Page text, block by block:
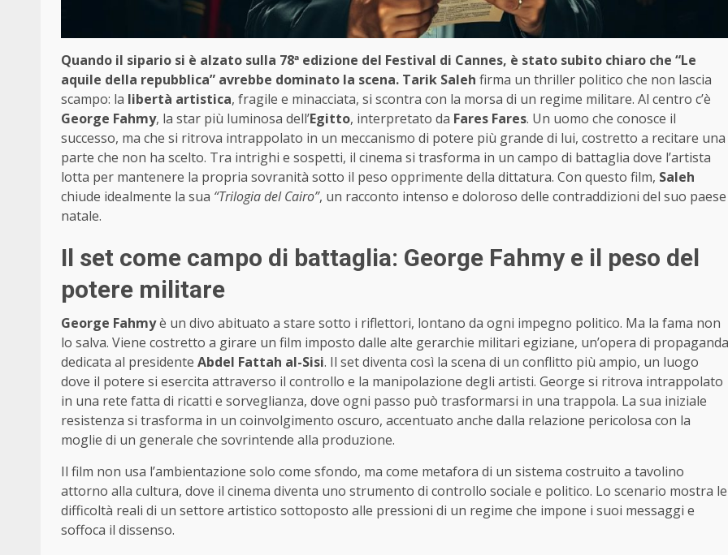
Quando il sipario si è alzato sulla 78ª edizione del Festival di Cannes, è stato subito chiaro che “Le
aquile della repubblica” avrebbe dominato la scena. Tarik Saleh firma un thriller politico che non lascia
scampo: la libertà artistica, fragile e minacciata, si scontra con la morsa di un regime militare. Al centro c’è
George Fahmy, la star più luminosa dell’Egitto, interpretato da Fares Fares. Un uomo che conosce il
successo, ma che si ritrova intrappolato in un meccanismo di potere più grande di lui, costretto a recitare una
parte che non ha scelto. Tra intrighi e sospetti, il cinema si trasforma in un campo di battaglia dove l’artista
lotta per mantenere la propria sovranità sotto il peso opprimente della dittatura. Con questo film, Saleh
chiude idealmente la sua “Trilogia del Cairo”, un racconto intenso e doloroso delle contraddizioni del suo paese
natale.
Il set come campo di battaglia: George Fahmy e il peso del
potere militare
George Fahmyè un divo abituato a stare sotto i riflettori, lontano da ogni impegno politico. Ma la fama non
lo salva. Viene costretto a girare un film imposto dalle alte gerarchie militari egiziane, un’opera di propaganda
dedicata al presidente Abdel Fattah al-Sisi. Il set diventa così la scena di un conflitto più ampio, un luogo
dove il potere si esercita attraverso il controllo e la manipolazione degli artisti. George si ritrova intrappolato
in una rete fatta di ricatti e sorveglianza, dove ogni passo può trasformarsi in una trappola. La sua iniziale
resistenza si trasforma in un coinvolgimento oscuro, accentuato anche dalla relazione pericolosa con la
moglie di un generale che sovrintende alla produzione.
Il film non usa l’ambientazione solo come sfondo, ma come metafora di un sistema costruito a tavolino
attorno alla cultura, dove il cinema diventa uno strumento di controllo sociale e politico. Lo scenario mostra le
difficoltà reali di un settore artistico sottoposto alle pressioni di un regime che impone i suoi messaggi e
soffoca il dissenso.